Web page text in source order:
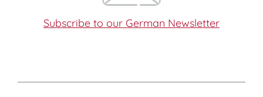
Subscribe to our German Newsletter